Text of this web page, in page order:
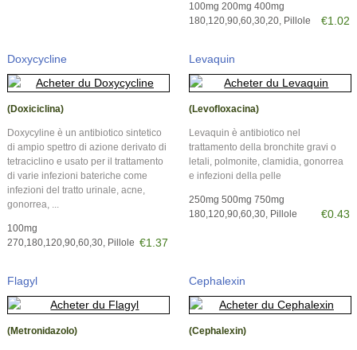
100mg 200mg 400mg
180,120,90,60,30,20, Pillole
€1.02
Doxycycline
(Doxiciclina)
Doxycyline è un antibiotico sintetico
di ampio spettro di azione derivato di
tetraciclino e usato per il trattamento
di varie infezioni bateriche come
infezioni del tratto urinale, acne,
gonorrea, ...
100mg
270,180,120,90,60,30, Pillole €1.37
Levaquin
(Levofloxacina)
Levaquin è antibiotico nel
trattamento della bronchite gravi o
letali, polmonite, clamidia, gonorrea
e infezioni della pelle
250mg 500mg 750mg
180,120,90,60,30, Pillole
€0.43
Flagyl
(Metronidazolo)
Cephalexin
(Cephalexin)